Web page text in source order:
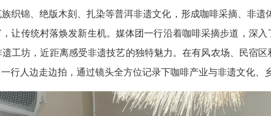
织锦、绝版木刻、扎染等普洱非遗文化，形成咖啡采摘、非遗
，让传统村落焕发新生机。媒体团一行沿着咖啡采摘步道，深
工坊，近距离感受非遗技艺的独特魅力。在有风农场、民宿
行人边走边拍，通过镜头全方位记录下咖啡产业与非遗文化、